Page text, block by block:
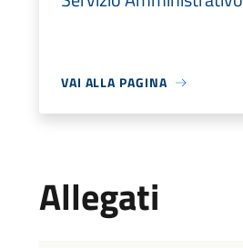
VAI ALLA PAGINA
Allegati